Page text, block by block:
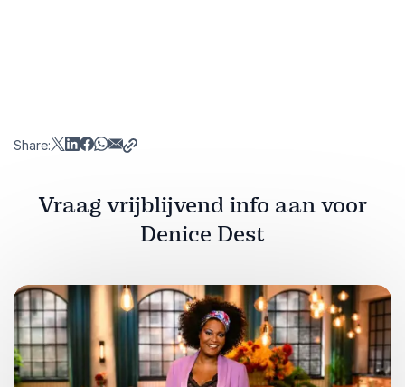
Share:
Vraag vrijblijvend info aan voor
Denice Dest